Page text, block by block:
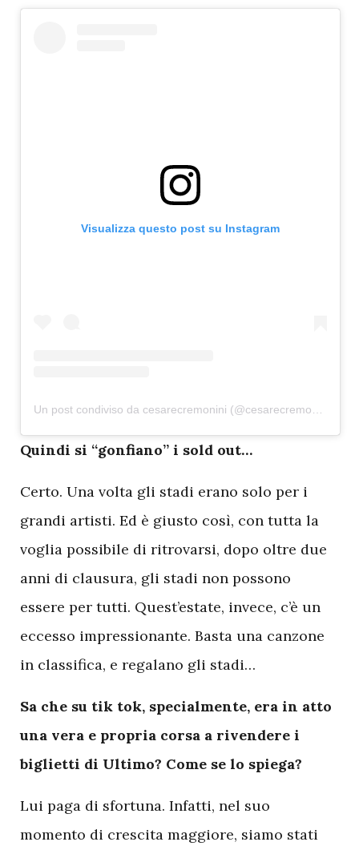
Visualizza questo post su Instagram
Quindi si “gonfiano” i sold out…
Certo. Una volta gli stadi erano solo per i
grandi artisti. Ed è giusto così, con tutta la
voglia possibile di ritrovarsi, dopo oltre due
anni di clausura, gli stadi non possono
essere per tutti. Quest’estate, invece, c’è un
eccesso impressionante. Basta una canzone
in classifica, e regalano gli stadi…
Sa che su tik tok, specialmente, era in atto
una vera e propria corsa a rivendere i
biglietti di Ultimo? Come se lo spiega?
Lui paga di sfortuna. Infatti, nel suo
momento di crescita maggiore, siamo stati